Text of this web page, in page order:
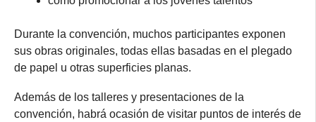
Durante la convención, muchos participantes exponen
sus obras originales, todas ellas basadas en el plegado
de papel u otras superficies planas.
Además de los talleres y presentaciones de la
convención, habrá ocasión de visitar puntos de interés de